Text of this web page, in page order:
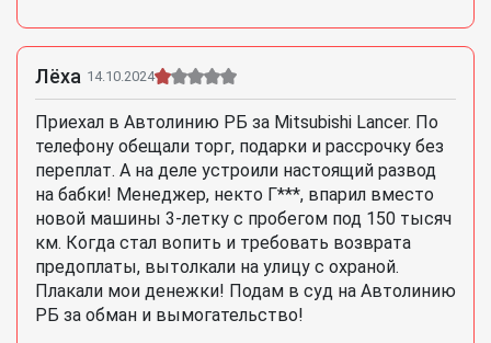
Лёха 14.10.2024
Приехал в Автолинию РБ за Mitsubishi Lancer. По
телефону обещали торг, подарки и рассрочку без
переплат. А на деле устроили настоящий развод
на бабки! Менеджер, некто Г***, впарил вместо
новой машины 3-летку с пробегом под 150 тысяч
км. Когда стал вопить и требовать возврата
предоплаты, вытолкали на улицу с охраной.
Плакали мои денежки! Подам в суд на Автолинию
РБ за обман и вымогательство!